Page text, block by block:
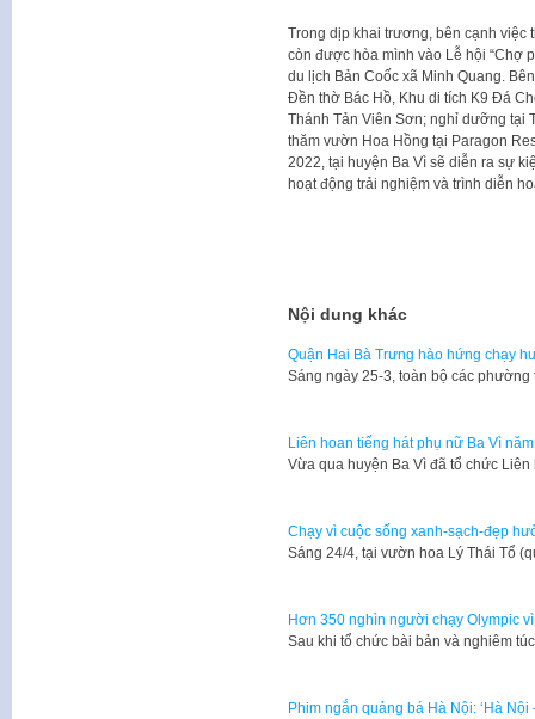
Trong dịp khai trương, bên cạnh việc
còn được hòa mình vào Lễ hội “Chợ
du lịch Bản Coốc xã Minh Quang.
Đền thờ Bác Hồ, Khu di tích K9 Đá
Thánh Tản Viên Sơn; nghỉ dưỡng tại
thăm vườn Hoa Hồng tại Paragon
2022, tại huyện Ba Vì sẽ diễn ra sự
hoạt động trải nghiệm và trình diễn
Nội dung khác
Quận Hai Bà Trưng hào hứng chạy
Sáng ngày 25-3, toàn bộ các
Liên hoan tiếng hát phụ nữ Ba Vì
Vừa qua huyện Ba Vì đã tổ chức
Chạy vì cuộc sống xanh-sạch-đẹp
Sáng 24/4, tại vườn hoa Lý Thái Tổ
Hơn 350 nghìn người chạy Olympic
Sau khi tổ chức bài bản và nghiêm
Phim ngắn quảng bá Hà Nội: ‘Hà Nội